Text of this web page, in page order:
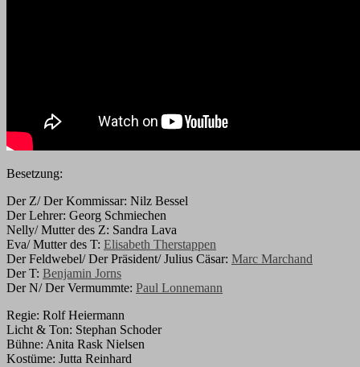
Besetzung:
Der Z/ Der Kommissar: Nilz Bessel
Der Lehrer: Georg Schmiechen
Nelly/ Mutter des Z: Sandra Lava
Eva/ Mutter des T: Elisabeth Therstappen
Der Feldwebel/ Der Präsident/ Julius Cäsar: Marc Marchand
Der T: Benjamin Jorns
Der N/ Der Vermummte: Paul Lonnemann
Regie: Rolf Heiermann
Licht & Ton: Stephan Schoder
Bühne: Anita Rask Nielsen
Kostüme: Jutta Reinhard